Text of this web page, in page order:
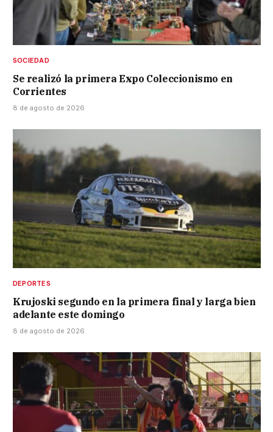
SOCIEDAD
Se realizó la primera Expo Coleccionismo en
Corrientes
8 de agosto de 2026
DEPORTES
Krujoski segundo en la primera final y larga bien
adelante este domingo
8 de agosto de 2026